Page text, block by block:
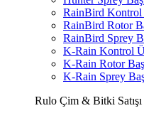
RainBird Kontrol
RainBird Rotor
RainBird Sprey
K-Rain Kontrol
K-Rain Rotor
K-Rain Sprey
Rulo Çim & Bitki Satışı